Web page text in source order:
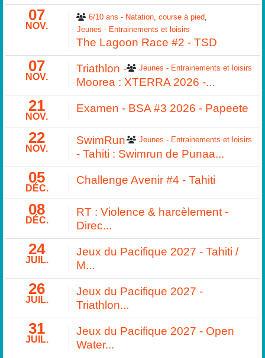
07
NOV.
6/10 ans - Natation, course à pied
Jeunes - Entrainements et loisirs
The Lagoon Race #2 - TSD
07
NOV.
Jeunes - Entrainements et loisirs
Triathlon -
Moorea : XTERRA 2026 -...
21
NOV.
Examen - BSA #3 2026 - Papeete
22
NOV.
Jeunes - Entrainements et loisirs
SwimRun
- Tahiti : Swimrun de Punaa...
05
DÉC.
Challenge Avenir #4 - Tahiti
08
DÉC.
RT : Violence & harcèlement -
Direc...
24
JUIL.
Jeux du Pacifique 2027 - Tahiti /
M...
26
JUIL.
Jeux du Pacifique 2027 -
Triathlon...
31
JUIL.
Jeux du Pacifique 2027 - Open
Water...